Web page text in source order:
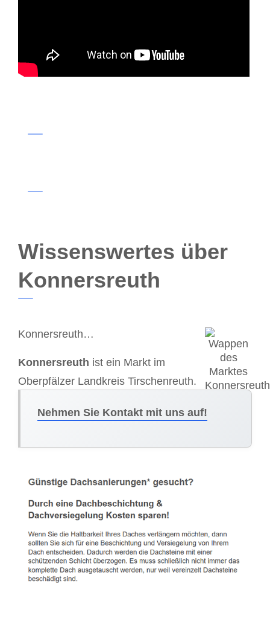
Wissenswertes über
Konnersreuth
Konnersreuth…
Konnersreuth ist ein Markt im
Oberpfälzer Landkreis Tirschenreuth.
Nehmen Sie Kontakt mit uns auf!